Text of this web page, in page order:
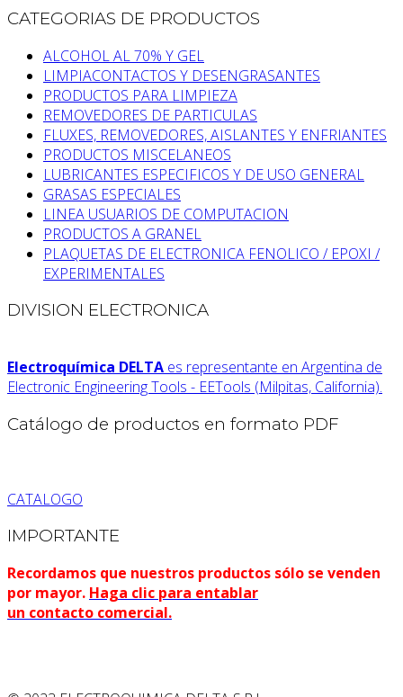
CATEGORIAS DE PRODUCTOS
ALCOHOL AL 70% Y GEL
LIMPIACONTACTOS Y DESENGRASANTES
PRODUCTOS PARA LIMPIEZA
REMOVEDORES DE PARTICULAS
FLUXES, REMOVEDORES, AISLANTES Y ENFRIANTES
PRODUCTOS MISCELANEOS
LUBRICANTES ESPECIFICOS Y DE USO GENERAL
GRASAS ESPECIALES
LINEA USUARIOS DE COMPUTACION
PRODUCTOS A GRANEL
PLAQUETAS DE ELECTRONICA FENOLICO / EPOXI /
EXPERIMENTALES
DIVISION ELECTRONICA
Electroquímica DELTA es representante en Argentina de
Electronic Engineering Tools - EETools (Milpitas, California).
Catálogo de productos en formato PDF
CATALOGO
IMPORTANTE
Recordamos que nuestros productos sólo se venden
por mayor. Haga clic para entablar
un contacto comercial.